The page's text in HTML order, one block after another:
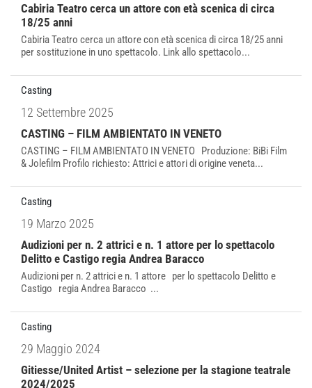
Cabiria Teatro cerca un attore con età scenica di circa
18/25 anni
Cabiria Teatro cerca un attore con età scenica di circa 18/25 anni
per sostituzione in uno spettacolo. Link allo spettacolo...
Casting
12 Settembre 2025
CASTING – FILM AMBIENTATO IN VENETO
CASTING – FILM AMBIENTATO IN VENETO Produzione: BiBi Film
& Jolefilm Profilo richiesto: Attrici e attori di origine veneta...
Casting
19 Marzo 2025
Audizioni per n. 2 attrici e n. 1 attore per lo spettacolo
Delitto e Castigo regia Andrea Baracco
Audizioni per n. 2 attrici e n. 1 attore per lo spettacolo Delitto e
Castigo regia Andrea Baracco ...
Casting
29 Maggio 2024
Gitiesse/United Artist – selezione per la stagione teatrale
2024/2025